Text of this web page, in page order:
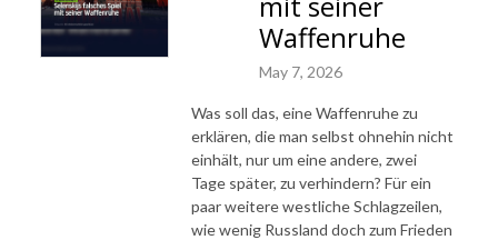
RT DE steht für Meinungsvielfalt und kritischen Journalismus. Das
Denken in Schwarz-Weiß-Kategorien ist bei RT DE fehl am Platz. Auch
wenn dies manchmal unbequem sein kann. Mit dem deutschsprachigen
Sache auf den Grund und fragen nach, wo andere zu schweigen pflegen.
RT ist eine autonome, gemeinnützige Organisation, die aus dem Budget
der Russischen Föderation öffentlich finanziert wird.
Waffenruhe
May 7, 2026
Was soll das, eine Waffenruhe zu
erklären, die man selbst ohnehin nicht
einhält, nur um eine andere, zwei
Tage später, zu verhindern? Für ein
paar weitere westliche Schlagzeilen,
wie wenig Russland doch zum Frieden